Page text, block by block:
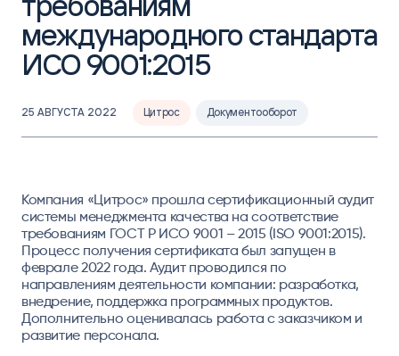
международного стандарта
ИСО 9001:2015
25 АВГУСТА 2022 Цитрос Документооборот
Компания «Цитрос» прошла сертификационный аудит
системы менеджмента качества на соответствие
требованиям ГОСТ Р ИСО 9001 – 2015 (ISO 9001:2015).
Процесс получения сертификата был запущен в
феврале 2022 года. Аудит проводился по
направлениям деятельности компании: разработка,
внедрение, поддержка программных продуктов.
Дополнительно оценивалась работа с заказчиком и
развитие персонала.